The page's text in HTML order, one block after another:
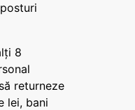
8
returneze
lei, bani